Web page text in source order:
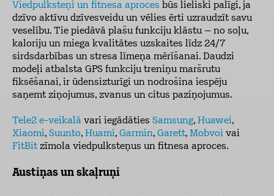
Viedpulksteņi un fitnesa aproces būs lieliski palīgi, ja
dzīvo aktīvu dzīvesveidu un vēlies ērti uzraudzīt savu
veselību. Tie piedāvā plašu funkciju klāstu – no soļu,
kaloriju un miega kvalitātes uzskaites līdz 24/7
sirdsdarbības un stresa līmeņa mērīšanai. Daudzi
modeļi atbalsta GPS funkciju treniņu maršrutu
fiksēšanai, ir ūdensizturīgi un nodrošina iespēju
saņemt ziņojumus, zvanus un citus paziņojumus.
Tele2 e-veikalā vari iegādāties Samsung, Huawei,
Xiaomi, Suunto, Huami, Garmin, Garett, Mobvoi vai
FitBit zīmola viedpulksteņus un fitnesa aproces.
Austiņas un skaļruņi